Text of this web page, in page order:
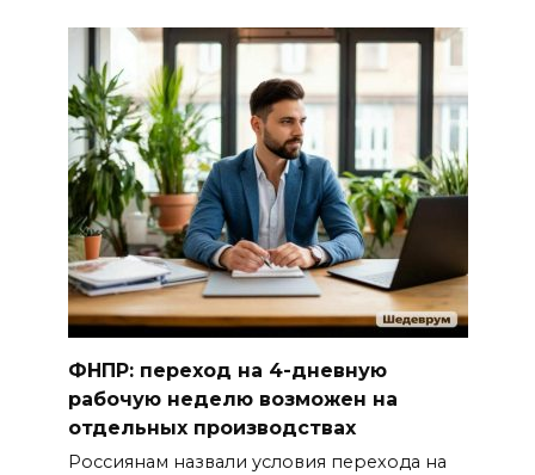
ФНПР: переход на 4-дневную
рабочую неделю возможен на
отдельных производствах
Россиянам назвали условия перехода на